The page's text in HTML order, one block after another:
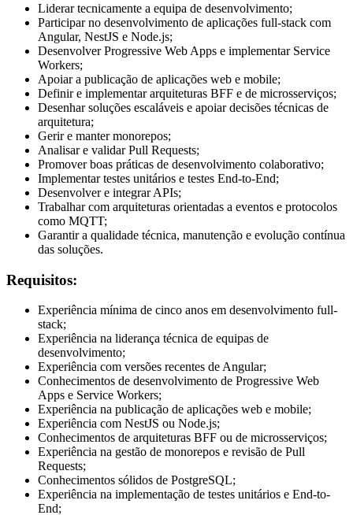
Liderar tecnicamente a equipa de desenvolvimento;
Participar no desenvolvimento de aplicações full-stack com
Angular, NestJS e Node.js;
Desenvolver Progressive Web Apps e implementar Service
Workers;
Apoiar a publicação de aplicações web e mobile;
Definir e implementar arquiteturas BFF e de microsserviços;
Desenhar soluções escaláveis e apoiar decisões técnicas de
arquitetura;
Gerir e manter monorepos;
Analisar e validar Pull Requests;
Promover boas práticas de desenvolvimento colaborativo;
Implementar testes unitários e testes End-to-End;
Desenvolver e integrar APIs;
Trabalhar com arquiteturas orientadas a eventos e protocolos
como MQTT;
Garantir a qualidade técnica, manutenção e evolução contínua
das soluções.
Requisitos:
Experiência mínima de cinco anos em desenvolvimento full-
stack;
Experiência na liderança técnica de equipas de
desenvolvimento;
Experiência com versões recentes de Angular;
Conhecimentos de desenvolvimento de Progressive Web
Apps e Service Workers;
Experiência na publicação de aplicações web e mobile;
Experiência com NestJS ou Node.js;
Conhecimentos de arquiteturas BFF ou de microsserviços;
Experiência na gestão de monorepos e revisão de Pull
Requests;
Conhecimentos sólidos de PostgreSQL;
Experiência na implementação de testes unitários e End-to-
End;